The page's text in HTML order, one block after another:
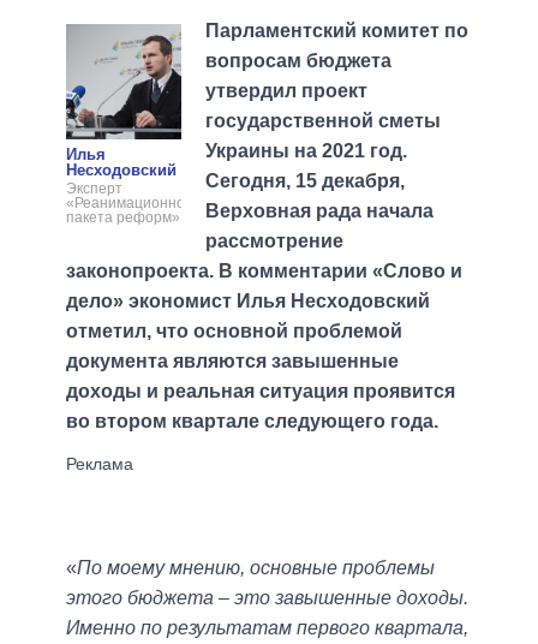
Илья
Несходовский
Эксперт
«Реанимационного
пакета реформ»
Парламентский комитет по
вопросам бюджета
утвердил проект
государственной сметы
Украины на 2021 год.
Сегодня, 15 декабря,
Верховная рада начала
рассмотрение
законопроекта. В комментарии «Слово и
дело» экономист Илья Несходовский
отметил, что основной проблемой
документа являются завышенные
доходы и реальная ситуация проявится
во втором квартале следующего года.
«По моему мнению, основные проблемы
этого бюджета ‒ это завышенные доходы.
Именно по результатам первого квартала,